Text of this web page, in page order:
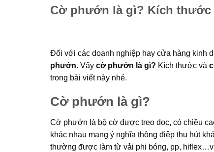
Cờ phướn là gì? Kích
Đối với các doanh nghiệp hay cửa hàng kinh
phướn. Vậy cờ phướn là gì? Kích thước và
trong bài viết này nhé.
Cờ phướn là gì?
Cờ phướn là bộ cờ được treo dọc, có chiều
khác nhau mang ý nghĩa thông điệp thu hút
thường được làm từ vải phi bóng, pp,